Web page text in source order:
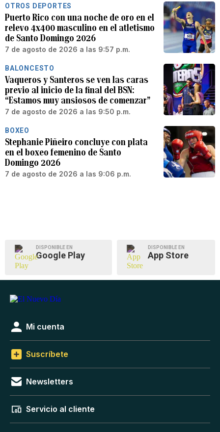
OTROS DEPORTES
Puerto Rico con una noche de oro en el
relevo 4x400 masculino en el atletismo
de Santo Domingo 2026
7 de agosto de 2026 a las 9:57 p.m.
BALONCESTO
Vaqueros y Santeros se ven las caras
previo al inicio de la final del BSN:
“Estamos muy ansiosos de comenzar”
7 de agosto de 2026 a las 9:50 p.m.
BOXEO
Stephanie Piñeiro concluye con plata
en el boxeo femenino de Santo
Domingo 2026
7 de agosto de 2026 a las 9:06 p.m.
DISPONIBLE EN
Google Play
DISPONIBLE EN
App Store
Mi cuenta
Suscríbete
Newsletters
Servicio al cliente